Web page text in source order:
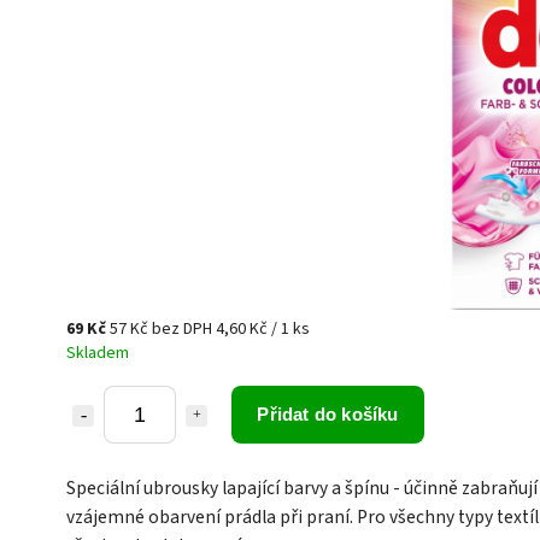
69 Kč57 Kč bez DPH 4,60 Kč / 1 ks
Skladem
Přidat do košíku
Speciální ubrousky lapající barvy a špínu - účinně zabraňují
vzájemné obarvení prádla při praní. Pro všechny typy